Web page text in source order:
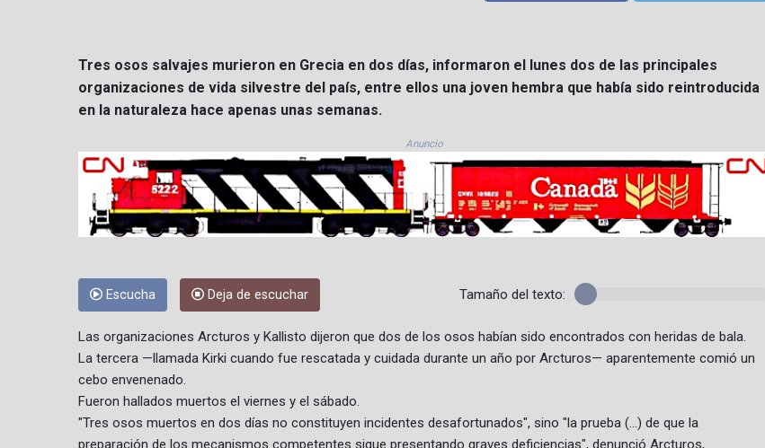
Tres osos salvajes murieron en Grecia en dos días, informaron el lunes dos de las principales
organizaciones de vida silvestre del país, entre ellos una joven hembra que había sido reintroducida
en la naturaleza hace apenas unas semanas.
Anuncio
Escucha Deja de escuchar Tamaño del texto:
Las organizaciones Arcturos y Kallisto dijeron que dos de los osos habían sido encontrados con heridas de bala.
La tercera —llamada Kirki cuando fue rescatada y cuidada durante un año por Arcturos— aparentemente comió un
cebo envenenado.
Fueron hallados muertos el viernes y el sábado.
"Tres osos muertos en dos días no constituyen incidentes desafortunados", sino "la prueba (...) de que la
preparación de los mecanismos competentes sigue presentando graves deficiencias", denunció Arcturos,